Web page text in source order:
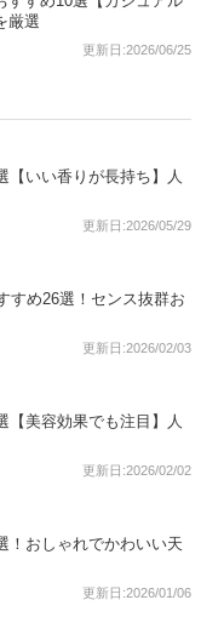
厳選
更新日:2026/06/25
【いい香りが長持ち】人
更新日:2026/05/29
すめ26選！センス抜群お
更新日:2026/02/03
【美容効果でも注目】人
更新日:2026/02/02
！おしゃれでかわいい天
更新日:2026/01/06